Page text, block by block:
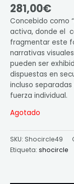
281,00€
Concebido como
activa, donde el
fragmentar este
narrativas
pueden ser
dispuestas en
incluso
fuerza individual.
Agotado
SKU: Shocircle49
Etiqueta: shocircle